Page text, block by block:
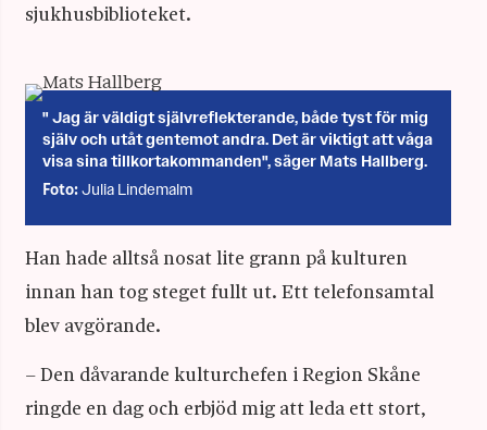
sjukhusbiblioteket.
" Jag är väldigt självreflekterande, både tyst för mig
själv och utåt gentemot andra. Det är viktigt att våga
visa sina tillkortakommanden", säger Mats Hallberg.
Foto: Julia Lindemalm
Han hade alltså nosat lite grann på kulturen
innan han tog steget fullt ut. Ett telefonsamtal
blev avgörande.
– Den dåvarande kulturchefen i Region Skåne
ringde en dag och erbjöd mig att leda ett stort,